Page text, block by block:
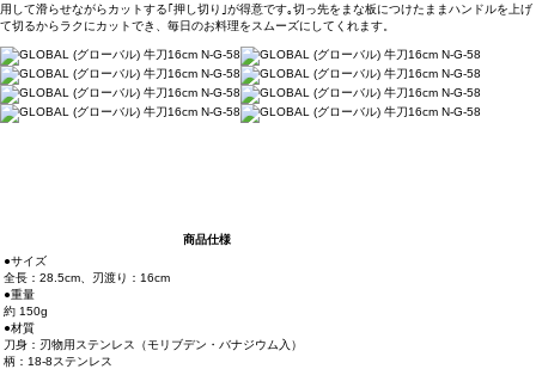
用して滑らせながらカットする｢押し切り｣が得意です｡切っ先をまな板につけたままハンドルを上げ
て切るからラクにカットでき、毎日のお料理をスムーズにしてくれます。
商品仕様
●サイズ
全長：28.5cm、刃渡り：16cm
●重量
約 150g
●材質
刀身：刃物用ステンレス（モリブデン・バナジウム入）
柄：18-8ステンレス